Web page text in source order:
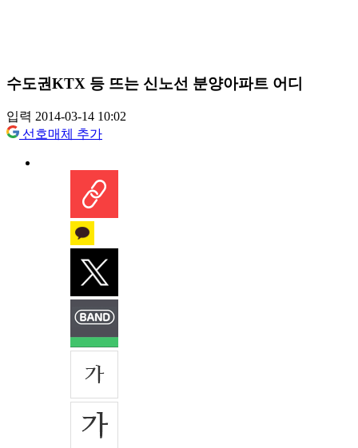
수도권KTX 등 뜨는 신노선 분양아파트 어디
입력 2014-03-14 10:02
선호매체 추가